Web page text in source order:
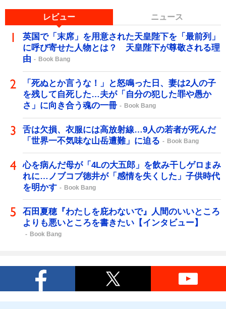
レビュー ニュース
英国で「末席」を用意された天皇陛下を「最前列」
に呼び寄せた人物とは？ 天皇陛下が尊敬される理
由
Book Bang
「死ぬとか言うな！」と怒鳴った日、妻は2人の子
を残して自死した…夫が「自分の犯した罪や愚か
さ」に向き合う魂の一冊
Book Bang
舌は欠損、衣服には高放射線…9人の若者が死んだ
「世界一不気味な山岳遭難」に迫る
Book Bang
心を病んだ母が「4Lの大五郎」を飲み干しゲロまみ
れに…ノブコブ徳井が「感情を失くした」子供時代
を明かす
Book Bang
石田夏穂『わたしを庇わないで』人間のいいところ
よりも悪いところを書きたい【インタビュー】
Book Bang